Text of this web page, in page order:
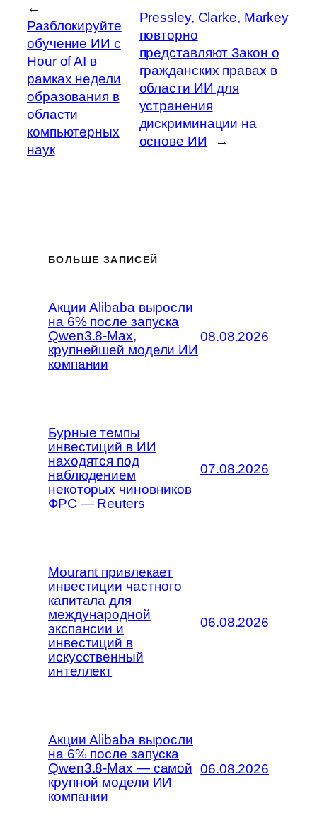
←
Разблокируйте
обучение ИИ с
Hour of AI в
рамках недели
образования в
области
компьютерных
наук
Pressley, Clarke, Markey
повторно
представляют Закон о
гражданских правах в
области ИИ для
устранения
дискриминации на
основе ИИ
→
БОЛЬШЕ ЗАПИСЕЙ
Акции Alibaba выросли
на 6% после запуска
Qwen3.8-Max,
крупнейшей модели ИИ
компании
08.08.2026
Бурные темпы
инвестиций в ИИ
находятся под
наблюдением
некоторых чиновников
ФРС — Reuters
07.08.2026
Mourant привлекает
инвестиции частного
капитала для
международной
экспансии и
инвестиций в
искусственный
интеллект
06.08.2026
Акции Alibaba выросли
на 6% после запуска
Qwen3.8-Max — самой
крупной модели ИИ
компании
06.08.2026